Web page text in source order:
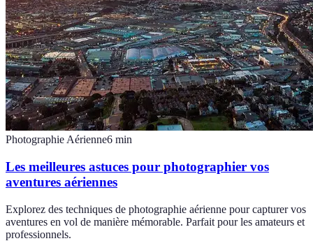
Photographie Aérienne6 min
Les meilleures astuces pour photographier vos
aventures aériennes
Explorez des techniques de photographie aérienne pour capturer vos
aventures en vol de manière mémorable. Parfait pour les amateurs et
professionnels.